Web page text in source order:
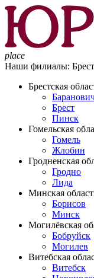
place
Наши филиалы: Брест
Брестская
Брест
Пинск
Гомельская
Гомель
Жлобин
Гродненская
Гродно
Лида
Минская
Борисов
Минск
Могилёвская
Бобруйск
Могилев
Витебская
Витебск